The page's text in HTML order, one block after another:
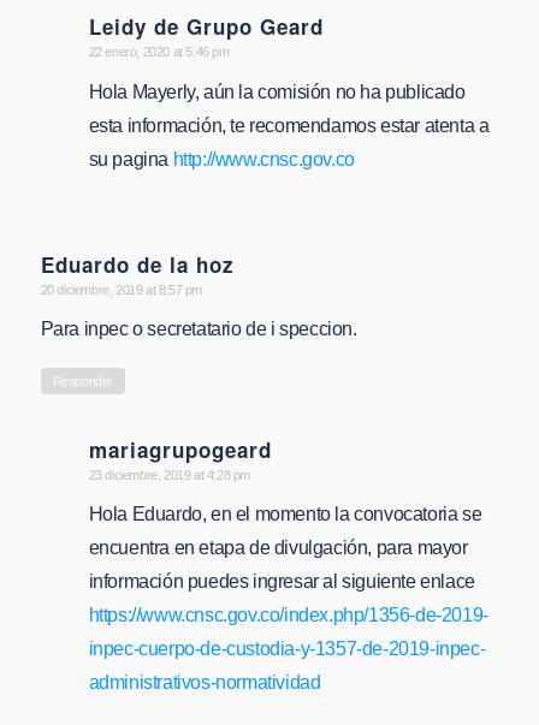
Leidy de Grupo Geard
says:
22 enero, 2020 at 5:46 pm
Hola Mayerly, aún la comisión no ha publicado
esta información, te recomendamos estar atenta a
su pagina http://www.cnsc.gov.co
Eduardo de la hoz
says:
20 diciembre, 2019 at 8:57 pm
Para inpec o secretatario de i speccion.
Responder
mariagrupogeard
says:
23 diciembre, 2019 at 4:28 pm
Hola Eduardo, en el momento la convocatoria se
encuentra en etapa de divulgación, para mayor
información puedes ingresar al siguiente enlace
https://www.cnsc.gov.co/index.php/1356-de-2019-
inpec-cuerpo-de-custodia-y-1357-de-2019-inpec-
administrativos-normatividad